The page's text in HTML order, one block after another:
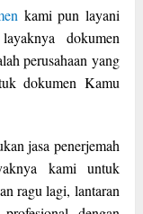
kami pun layani
dokumen
perusahaan yang
dokumen Kamu
jasa penerjemah
kami untuk
ragu lagi, lantaran